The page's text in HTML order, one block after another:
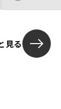
これらの安心
見る